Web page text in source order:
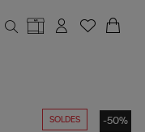
SOLDES -50%